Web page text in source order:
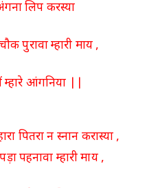
लिप करस्या
पुरावा म्हारी माय ,
म्हारे आंगनिया ||
पितरा न स्नान करास्या ,
पहनावा म्हारी माय ,